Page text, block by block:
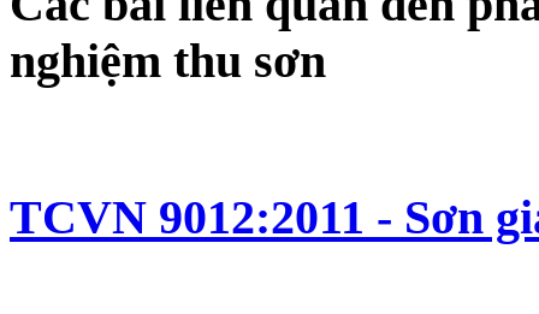
nghiệm thu sơn
TCVN 9012:2011 - Sơn